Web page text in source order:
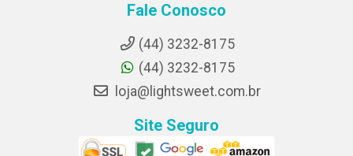
Fale Conosco
(44) 3232-8175
(44) 3232-8175
loja@lightsweet.com.br
Site Seguro